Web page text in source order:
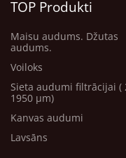
TOP Produkti
Maisu audums. Džutas
audums.
Voiloks
Sieta audumi filtrācijai (
1950 μm)
Kanvas audumi
Lavsāns